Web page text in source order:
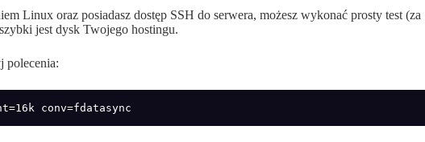
Linux oraz posiadasz dostęp SSH do serwera, możesz wykonać prosty test (za
jest dysk Twojego hostingu.
polecenia:
conv=fdatasync